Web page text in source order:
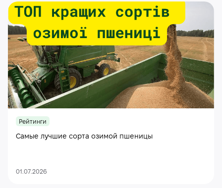
Рейтинги
Самые лучшие сорта озимой пшеницы
01.07.2026